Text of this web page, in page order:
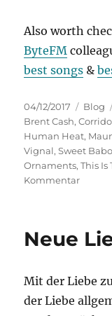
Also worth
ByteFM
best songs &
Veröffentlicht
am
04/12/2017 Blog
Brent Cash,
Human Heat,
Vignal,Sweet
Ornaments,This Is
Kommentarzu
Neue
Mit der Liebe
der Liebe